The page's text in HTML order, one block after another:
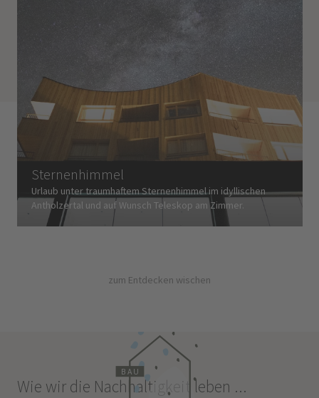
Sternenhimmel
Urlaub unter traumhaftem Sternenhimmel im idyllischen
Antholzertal und auf Wunsch Teleskop am Zimmer.
zum Entdecken wischen
Wie wir die Nachhaltigkeit leben ...
B AU